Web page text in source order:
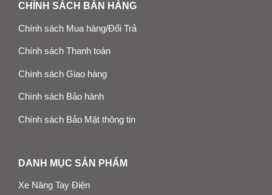
CHÍNH SÁCH BÁN HÀNG
Chính sách Mua hàng/Đổi Trả
Chính sách Thanh toán
Chính sách Giao hàng
Chính sách Bảo hành
Chính sách Bảo Mật thông tin
DANH MỤC SẢN PHẨM
Xe Nâng Tay Điện